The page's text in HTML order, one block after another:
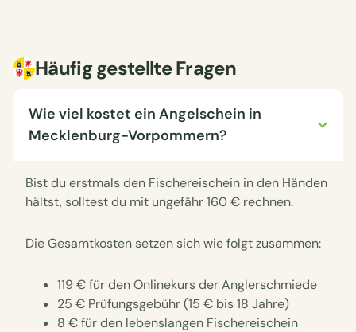
Häufig gestellte Fragen
Wie viel kostet ein Angelschein in
Mecklenburg-Vorpommern?
Bist du erstmals den Fischereischein in den Händen
hältst, solltest du mit ungefähr 160 € rechnen.
Die Gesamtkosten setzen sich wie folgt zusammen:
119 € für den Onlinekurs der Anglerschmiede
25 € Prüfungsgebühr (15 € bis 18 Jahre)
8 € für den lebenslangen Fischereischein